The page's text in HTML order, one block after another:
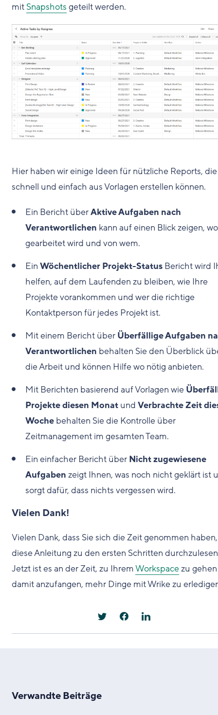
mit Snapshots geteilt werden.
Hier haben wir einige Ideen für nützliche Reports,
schnell und einfach aus Vorlagen erstellen können.
Ein Bericht überAktive Aufgaben nach
Verantwortlichen kann auf einen Blick zeigen,
gearbeitet wird und von wem.
Ein Wöchentlicher Projekt-Status Bericht wird
helfen, auf dem Laufenden zu bleiben, wie Ihre
Projekte vorankommen und wer die richtige
Kontaktperson für jedes Projekt ist.
Mit einem Bericht über Überfällige Aufgaben
Verantwortlichen behalten Sie den Überblick
die Arbeit und können Hilfe wo nötig anbieten.
Mit Berichten basierend auf Vorlagen wie
Projekte diesen Monat und Verbrachte Zeit
Woche behalten Sie die Kontrolle über
Zeitmanagement im gesamten Team.
Ein einfacher Bericht über Nicht zugewiesene
Aufgaben zeigt Ihnen, was noch nicht geklärt ist
sorgt dafür, dass nichts vergessen wird.
Vielen Dank!
Vielen Dank, dass Sie sich die Zeit genommen haben,
diese Anleitung zu den ersten Schritten
Jetzt ist es an der Zeit, zu IhremWorkspacezu
damit anzufangen, mehr Dinge mit Wrike zu
Verwandte Beiträge